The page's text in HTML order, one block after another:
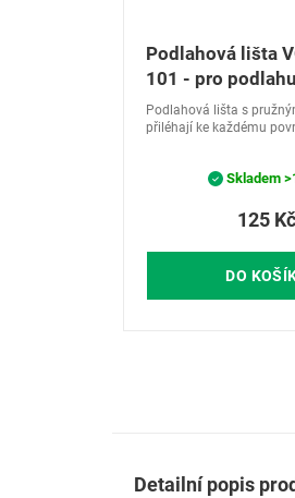
Podlahová lišta
101 - pro
3750 a 5376
125 Kč
DO
Podlahová lišta s
přiléhají ke každému
kdykoliv vložit i...Skladem
Detailní popis